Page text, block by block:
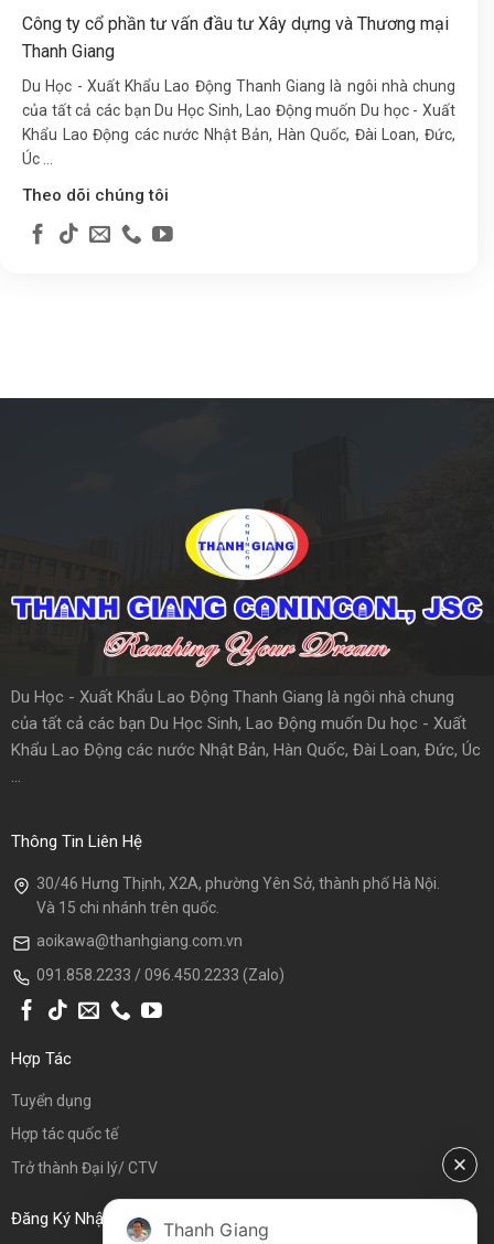
Công ty cổ phần tư vấn đầu tư Xây dựng và Thương mại
Thanh Giang
Du Học - Xuất Khẩu Lao Động Thanh Giang là ngôi nhà chung
của tất cả các bạn Du Học Sinh, Lao Động muốn Du học - Xuất
Khẩu Lao Động các nước Nhật Bản, Hàn Quốc, Đài Loan, Đức,
Úc ...
Theo dõi chúng tôi
Du Học - Xuất Khẩu Lao Động Thanh Giang là ngôi nhà chung
của tất cả các bạn Du Học Sinh, Lao Động muốn Du học - Xuất
Khẩu Lao Động các nước Nhật Bản, Hàn Quốc, Đài Loan, Đức, Úc
...
Thông Tin Liên Hệ
30/46 Hưng Thịnh, X2A, phường Yên Sở, thành phố Hà Nội.
Và 15 chi nhánh trên quốc.
aoikawa@thanhgiang.com.vn
091.858.2233 / 096.450.2233 (Zalo)
Hợp Tác
Tuyển dụng
Hợp tác quốc tế
Trở thành Đại lý/ CTV
Đăng Ký Nhận Tin Thanh Giang